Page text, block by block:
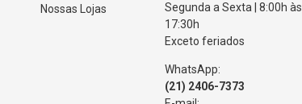
Nossas Lojas
Segunda a Sexta | 8:00h às
17:30h
Exceto feriados
WhatsApp:
(21) 2406-7373